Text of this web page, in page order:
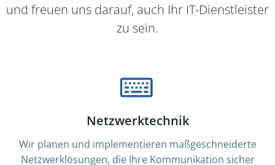
und freuen uns darauf, auch Ihr IT-Dienstleister
zu sein.
Netzwerktechnik
Wir planen und implementieren maßgeschneiderte
Netzwerklösungen, die Ihre Kommunikation sicher